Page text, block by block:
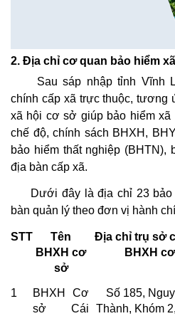
2. Địa chỉ cơ quan bảo hiểm
Sau sáp nhập tỉnh Vĩnh
chính cấp xã trực thuộc, tương
xã hội cơ sở giúp bảo hiểm
chế độ, chính sách BHXH,
bảo hiểm thất nghiệp (BHTN),
địa bàn cấp xã.
Dưới đây là địa chỉ 23 bảo
bàn quản lý theo đơn vị hành
STT
Tên
BHXH cơ
sở
Địa chỉ trụ sở
BHXH
1
BHXH Cơ
sở Cái
Số 185,
Thành, Khóm